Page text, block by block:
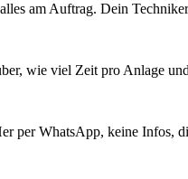
am Auftrag. Dein
wie viel Zeit pro Anlage
per WhatsApp, keine Infos,